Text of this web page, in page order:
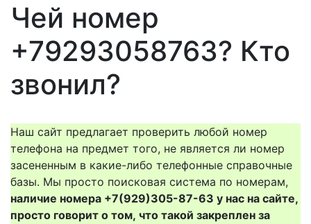
Чей номер
+79293058763? Кто
звонил?
Наш сайт предлагает проверить любой номер
телефона на предмет того, не является ли номер
засененным в какие-либо телефонные справочные
базы. Мы просто поисковая система по номерам,
наличие номера +7(929)305-87-63 у нас на сайте,
просто говорит о том, что такой закреплен за